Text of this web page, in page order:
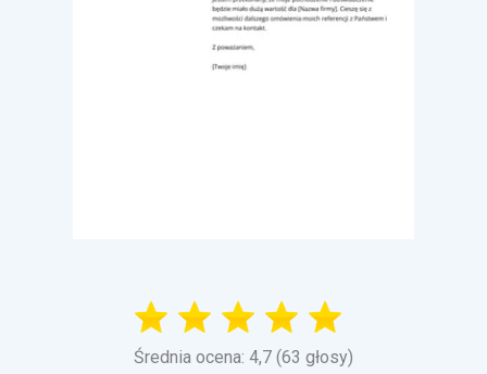
Średnia ocena: 4,7 (63 głosy)